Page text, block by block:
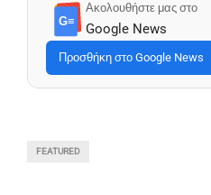
G≡
Ακολουθήστε μας στο
Google News
Προσθήκη στο Google News
FEATURED